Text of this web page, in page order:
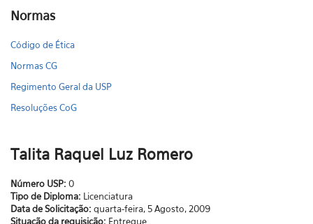
Normas
Código de Ética
Normas CG
Regimento Geral da USP
Resoluções CoG
Talita Raquel Luz Romero
Número USP: 0
Tipo de Diploma: Licenciatura
Data de Solicitação: quarta-feira, 5 Agosto, 2009
Situação da requisição: Entregue